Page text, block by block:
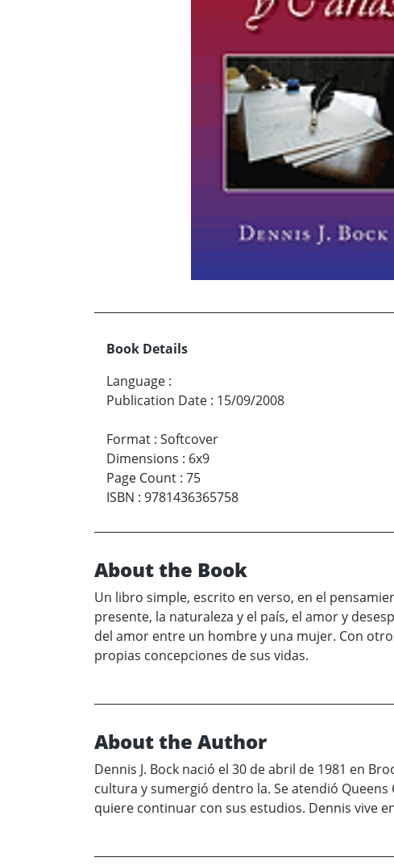
Book Details
Language :
Publication Date : 15/09/2008
Format : Softcover
Dimensions : 6x9
Page Count : 75
ISBN : 9781436365758
About the Book
Un libro simple, escrito en verso, en el
presente, la naturaleza y el país, el amor y
del amor entre un hombre y una mujer. Con
propias concepciones de sus vidas.
About the Author
Dennis J. Bock nació el 30 de abril de 1981 en
cultura y sumergió dentro la. Se atendió
quiere continuar con sus estudios. Dennis vive